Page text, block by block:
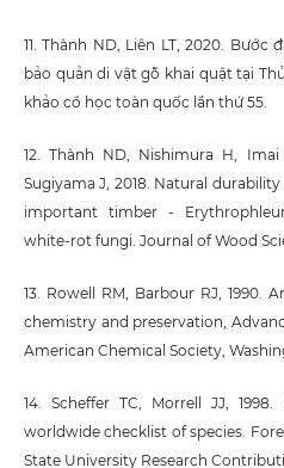
11. Thành ND, Liên LT, 2020.
bảo quản di vật gỗ khai quật tại
khảo cổ học toàn quốc lần thứ 55.
12. Thành ND, Nishimura H,
Sugiyama J, 2018. Natural
important timber -
white-rot fungi. Journal of Wood
13. Rowell RM, Barbour RJ, 1990.
chemistry and preservation,
American Chemical Society,
14. Scheffer TC, Morrell JJ,
worldwide checklist of species.
State University Research